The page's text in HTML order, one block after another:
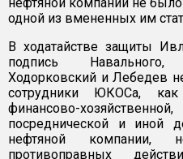
одной из вмененных им
В ходатайстве защиты
подпись Навального,
Ходорковский и Лебедев
сотрудники ЮКОСа,
финансово-
посреднической и иной
нефтяной компании,
противоправных